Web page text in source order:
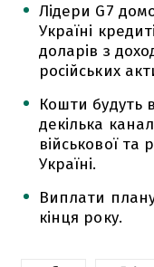
Лідери G7
Україні
доларів з
російських
Кошти будуть
декілька
військової та
Україні.
Виплати
кінця року.